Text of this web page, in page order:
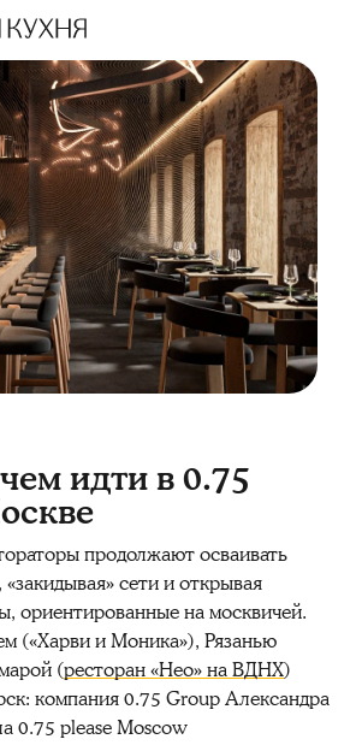
идти в 0.75
продолжают осваивать
сети и открывая
ориентированные на москвичей.
(«Харви и Моника»), Рязанью
(ресторан «Нео» на ВДНХ)
компания 0.75 Group Александра
0.75 please Moscow